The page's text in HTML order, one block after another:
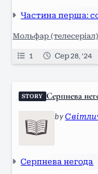
Частина перша:
Мольфар (телесеріал)
1 Сер 28, '24
STORY Серпнева
by
Серпнева негода